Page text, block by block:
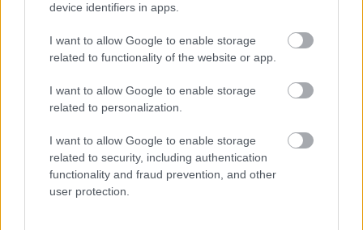
device identifiers in apps.
I want to allow Google to enable storage
related to functionality of the website or app.
I want to allow Google to enable storage
related to personalization.
I want to allow Google to enable storage
related to security, including authentication
functionality and fraud prevention, and other
user protection.